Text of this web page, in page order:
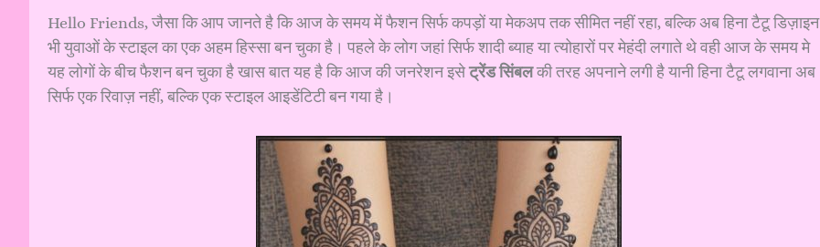
Hello Friends, जैसा कि आप जानते है कि आज के समय में फैशन सिर्फ कपड़ों या मेकअप तक सीमित नहीं रहा, बल्कि अब हिना टैटू डिज़ाइन
भी युवाओं के स्टाइल का एक अहम हिस्सा बन चुका है। पहले के लोग जहां सिर्फ शादी ब्याह या त्योहारों पर मेहंदी लगाते थे वही आज के समय मे
यह लोगों के बीच फैशन बन चुका है खास बात यह है कि आज की जनरेशन इसेट्रेंड सिंबलकी तरह अपनाने लगी है यानी हिना टैटू लगवाना अब
सिर्फ एक रिवाज़ नहीं, बल्कि एक स्टाइल आइडेंटिटी बन गया है।